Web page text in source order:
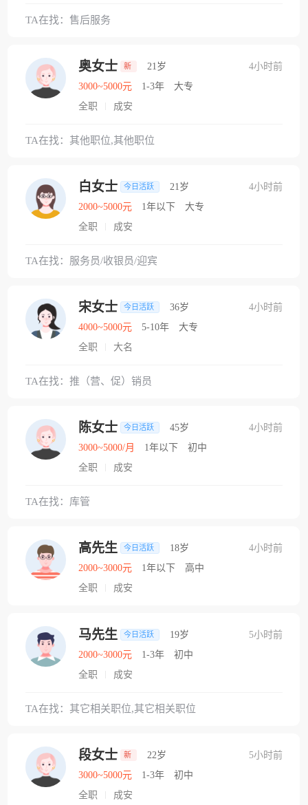
TA在找：售后服务
奥女士 新 21岁
4小时前
3000~5000元
1-3年
大专
全职
成安
TA在找：其他职位,其他职位
白女士 今日活跃 21岁
4小时前
2000~5000元
1年以下
大专
全职
成安
TA在找：服务员/收银员/迎宾
宋女士 今日活跃 36岁
4小时前
4000~5000元
5-10年
大专
全职
大名
TA在找：推（营、促）销员
陈女士 今日活跃 45岁
4小时前
3000~5000/月
1年以下
初中
全职
成安
TA在找：库管
高先生 今日活跃 18岁
4小时前
2000~3000元
1年以下
高中
全职
成安
马先生 今日活跃 19岁
5小时前
2000~3000元
1-3年
初中
全职
成安
TA在找：其它相关职位,其它相关职位
段女士 新 22岁
5小时前
3000~5000元
1-3年
初中
全职
成安